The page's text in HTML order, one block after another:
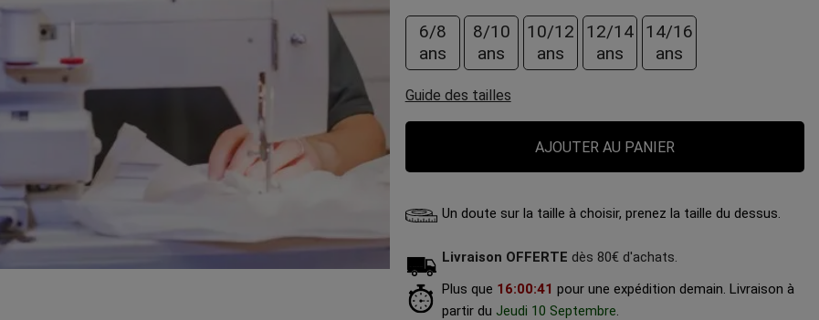
6/8
ans
8/10
ans
10/12
ans
12/14
ans
14/16
ans
Guide des tailles
AJOUTER AU PANIER
Un doute sur la taille à choisir, prenez la taille du dessus.
Livraison OFFERTE dès 80€ d'achats.
Plus que 16:00:40 pour une expédition demain. Livraison à
partir du Jeudi 10 Septembre